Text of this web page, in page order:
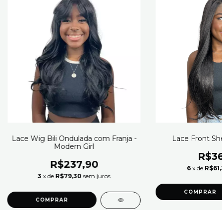
Lace Wig Bili Ondulada com Franja -
Modern Girl
R$237,90
3 x de R$79,30 sem juros
COMPRAR
Lace Front
6 x de
COMPRAR